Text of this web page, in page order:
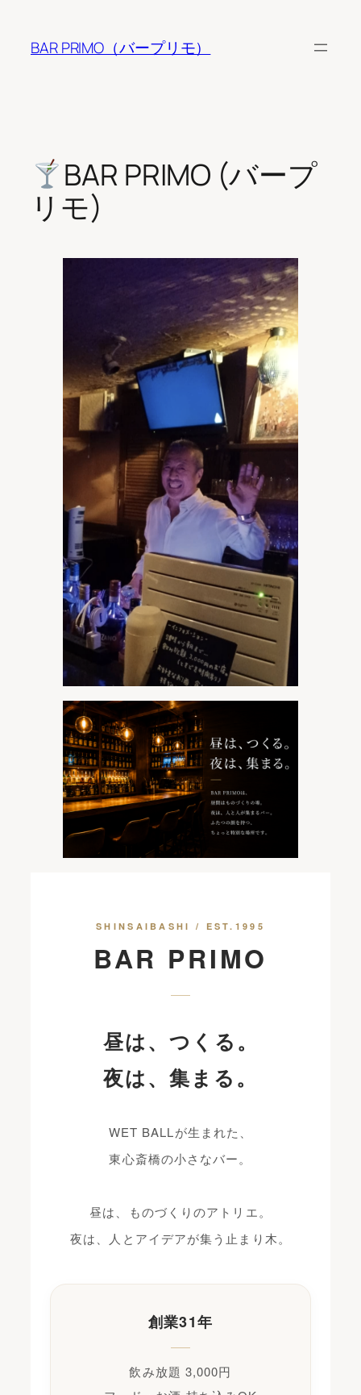
BAR PRIMO（バープリモ）
BAR PRIMO (バープ
リモ)
SHINSAIBASHI / EST.1995
BAR PRIMO
昼は、つくる。
夜は、集まる。
WET BALLが生まれた、
東心斎橋の小さなバー。
昼は、ものづくりのアトリエ。
夜は、人とアイデアが集う止まり木。
創業31年
飲み放題 3,000円